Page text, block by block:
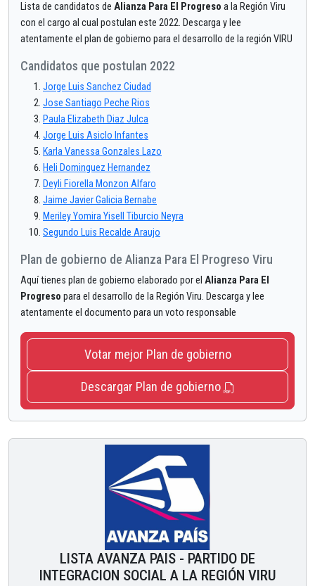
Lista de candidatos de Alianza Para El Progreso a la Región Viru
con el cargo al cual postulan este 2022. Descarga y lee
atentamente el plan de gobierno para el desarrollo de la región VIRU
Candidatos que postulan 2022
Jorge Luis Sanchez Ciudad
Jose Santiago Peche Rios
Paula Elizabeth Diaz Julca
Jorge Luis Asiclo Infantes
Karla Vanessa Gonzales Lazo
Heli Dominguez Hernandez
Deyli Fiorella Monzon Alfaro
Jaime Javier Galicia Bernabe
Meriley Yomira Yisell Tiburcio Neyra
Segundo Luis Recalde Araujo
Plan de gobierno de Alianza Para El Progreso Viru
Aquí tienes plan de gobierno elaborado por el Alianza Para El
Progreso para el desarrollo de la Región Viru. Descarga y lee
atentamente el documento para un voto responsable
Votar mejor Plan de gobierno
Descargar Plan de gobierno
LISTA AVANZA PAIS - PARTIDO DE
INTEGRACION SOCIAL A LA REGIÓN VIRU